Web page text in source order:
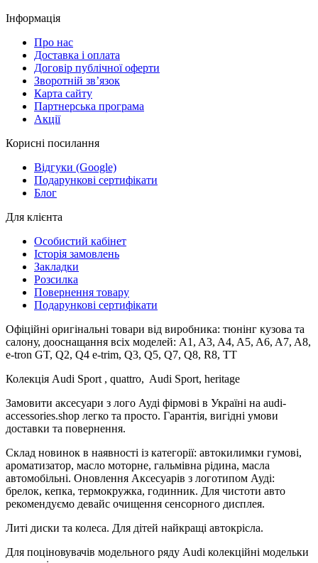
Інформація
Про нас
Доставка і оплата
Договір публічної оферти
Зворотній зв’язок
Карта сайту
Партнерська програма
Акції
Корисні посилання
Відгуки (Google)
Подарункові сертифікати
Блог
Для клієнта
Особистий кабінет
Історія замовлень
Закладки
Розсилка
Повернення товару
Подарункові сертифікати
Офіційні оригінальні товари від виробника: тюнінг кузова та
салону, дооснащання всіх моделей: A1, A3, A4, A5, A6, A7, A8,
e-tron GT, Q2, Q4 e-trim, Q3, Q5, Q7, Q8, R8, TT
Колекція Audi Sport , quattro, Audi Sport, heritage
Замовити аксесуари з лого Ауді фірмові в Україні на audi-
accessories.shop легко та просто. Гарантія, вигідні умови
доставки та повернення.
Склад новинок в наявності із категорії: автокилимки гумові,
ароматизатор, масло моторне, гальмівна рідина, масла
автомобільні. Оновлення Аксесуарів з логотипом Ауді:
брелок, кепка, термокружка, годинник. Для чистоти авто
рекомендуємо девайс очищення сенсорного дисплея.
Литі диски та колеса. Для дітей найкращі автокрісла.
Для поціновувачів модельного ряду Audi колекційні модельки